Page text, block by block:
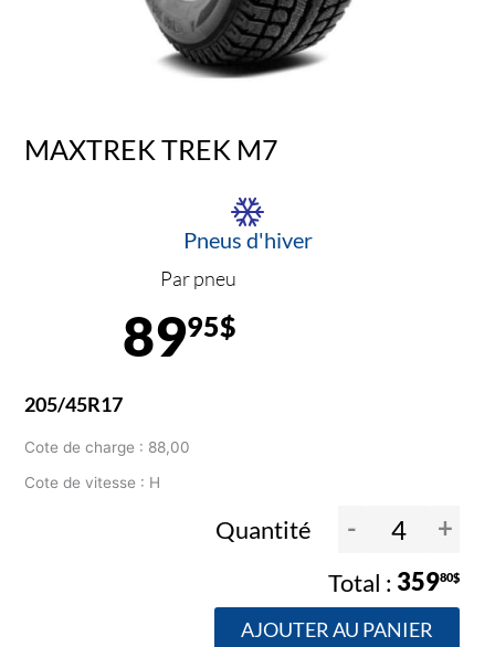
MAXTREK TREK M7
Pneus d'hiver
Par pneu
8995$
205/45R17
Cote de charge : 88,00
Cote de vitesse : H
Quantité - +
35980$
AJOUTER AU PANIER